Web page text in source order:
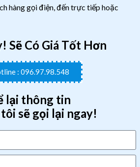
hàng gọi điện, đến trực tiếp hoặc
Sẽ Có Giá Tốt Hơn
: 096.97.98.548
lại thông tin
sẽ gọi lại ngay!